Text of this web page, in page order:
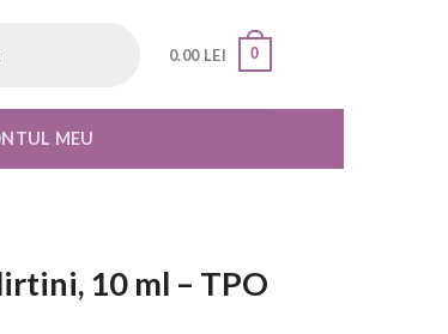
0.00 LEI 0
MEU
10 ml – TPO